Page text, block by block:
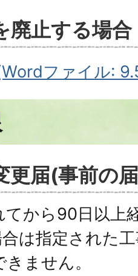
廃止する場合
ファイル:
更届(事前の
てから90日以上
は指定された
ません。